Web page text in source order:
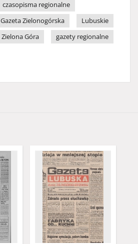
czasopisma regionalne
Gazeta Zielonogórska
Lubuskie
Zielona Góra
gazety regionalne